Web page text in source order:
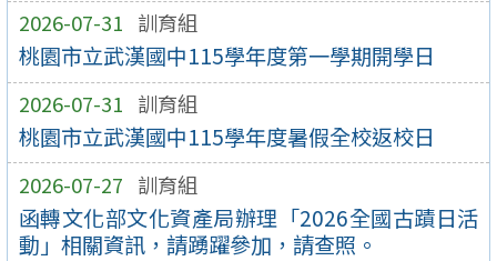
2026-07-31 訓育組
桃園市立武漢國中115學年度第一學期開學日
2026-07-31 訓育組
桃園市立武漢國中115學年度暑假全校返校日
2026-07-27 訓育組
函轉文化部文化資產局辦理「2026全國古蹟日活
動」相關資訊，請踴躍參加，請查照。